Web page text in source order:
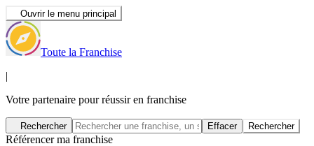
Ouvrir le menu principal
Toute la Franchise
|
Votre partenaire pour réussir en franchise
Rechercher Effacer Rechercher
Référencer ma franchise